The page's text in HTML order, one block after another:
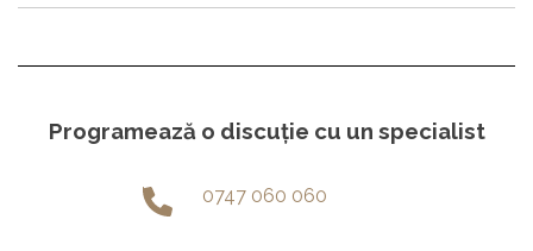
Programează o discuție cu un specialist
0747 060 060